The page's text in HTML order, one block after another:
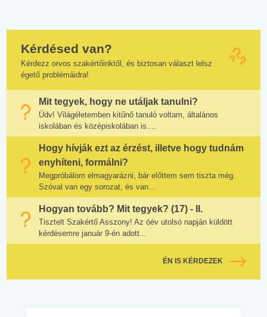
Kérdésed van?
Kérdezz orvos szakértőinktől, és biztosan választ lelsz
égető problémáidra!
Mit tegyek, hogy ne utáljak tanulni?
Üdv! Világéletemben kitűnő tanuló voltam, általános
iskolában és középiskolában is....
Hogy hívják ezt az érzést, illetve hogy tudnám
enyhíteni, formálni?
Megpróbálom elmagyarázni, bár előttem sem tiszta még.
Szóval van egy sorozat, és van...
Hogyan tovább? Mit tegyek? (17) - II.
Tisztelt Szakértő Asszony! Az óév utolsó napján küldött
kérdésemre január 9-én adott...
ÉN IS KÉRDEZEK